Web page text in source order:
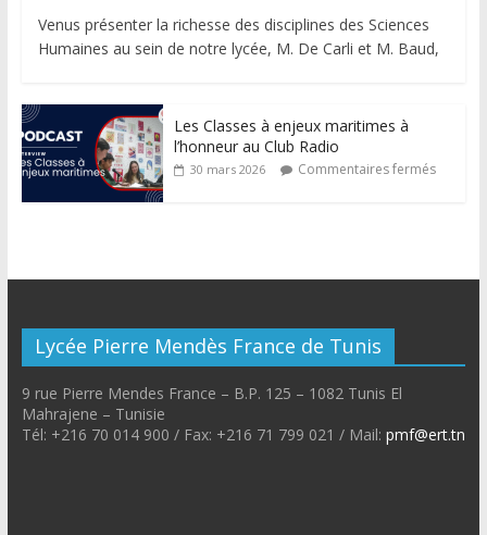
Venus présenter la richesse des disciplines des Sciences
Humaines au sein de notre lycée, M. De Carli et M. Baud,
Les Classes à enjeux maritimes à
l’honneur au Club Radio
30 mars 2026 Commentaires fermés
Lycée Pierre Mendès France de Tunis
9 rue Pierre Mendes France – B.P. 125 – 1082 Tunis El
Mahrajene – Tunisie
Tél: +216 70 014 900 / Fax: +216 71 799 021 / Mail: pmf@ert.tn